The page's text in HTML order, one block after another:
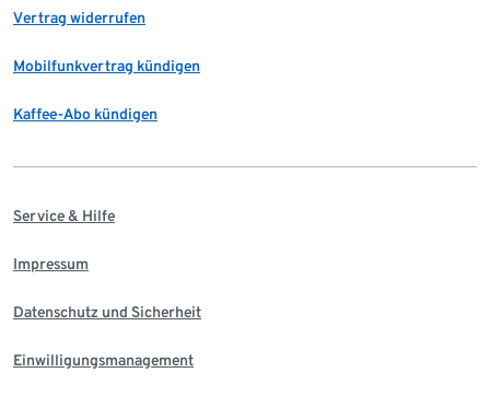
Vertrag widerrufen
Mobilfunkvertrag kündigen
Kaffee-Abo kündigen
Service & Hilfe
Impressum
Datenschutz und Sicherheit
Einwilligungsmanagement